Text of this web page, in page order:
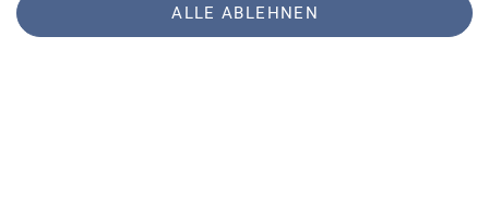
Auf dem Bild Otto R, Elisab. V, Fanny M, Mike P,
ALLE ABLEHNEN